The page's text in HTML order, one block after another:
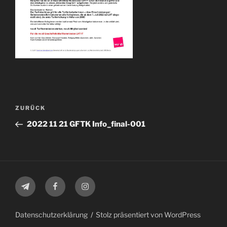
Beitragsnavigation
Vorheriger
Beitrag
ZURÜCK
2022 11 21 GFTK Info_final-001
TelegramFacebookInstagram
Datenschutzerklärung Stolz präsentiert von WordPress